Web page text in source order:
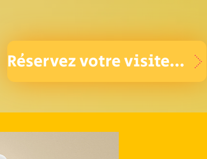
Réservez votre visite aujourd'hui&nbsp;!